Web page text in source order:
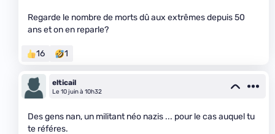
Regarde le nombre de morts dû aux extrêmes depuis 50
ans et on en reparle?
16 1
elticail
Le 10 juin à 10h32
Des gens nan, un militant néo nazis ... pour le cas auquel tu
te référes.